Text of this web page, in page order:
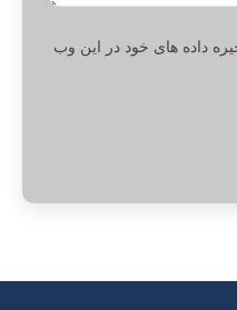
داده های خود در این وب